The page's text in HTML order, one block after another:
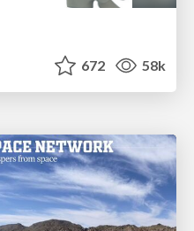
672 58k